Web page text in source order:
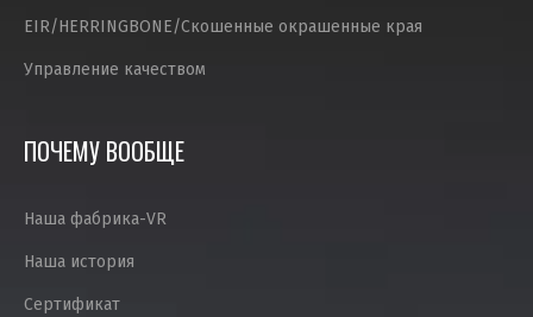
EIR/HERRINGBONE/Скошенные окрашенные края
Управление качеством
ПОЧЕМУ ВООБЩЕ
Наша фабрика-VR
Наша история
Сертификат